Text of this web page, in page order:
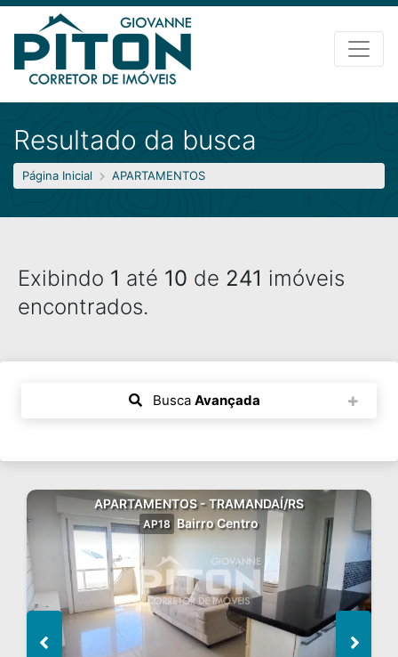
Resultado da busca
Página Inicial APARTAMENTOS
Exibindo 1 até 10 de 241 imóveis
encontrados.
Busca Avançada
APARTAMENTOS - TRAMANDAÍ/RS
AP18 Bairro Centro